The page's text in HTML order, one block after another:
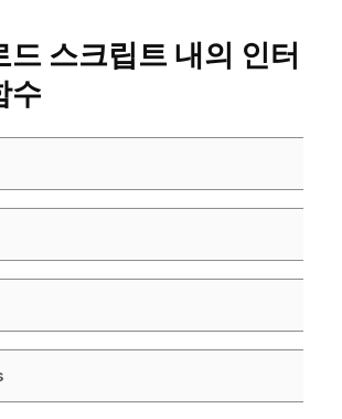
드 스크립트 내의 인터
수